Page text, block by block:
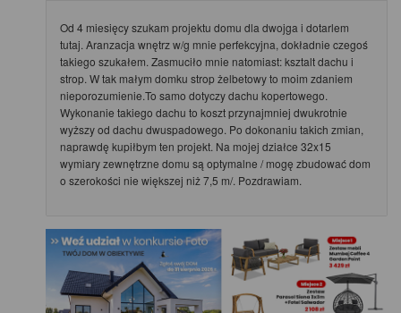
Od 4 miesięcy szukam projektu domu dla dwojga i dotarlem
tutaj. Aranzacja wnętrz w/g mnie perfekcyjna, dokładnie czegoś
takiego szukałem. Zasmuciło mnie natomiast: ksztalt dachu i
strop. W tak małym domku strop żelbetowy to moim zdaniem
nieporozumienie.To samo dotyczy dachu kopertowego.
Wykonanie takiego dachu to koszt przynajmniej dwukrotnie
wyższy od dachu dwuspadowego. Po dokonaniu takich zmian,
naprawdę kupiłbym ten projekt. Na mojej działce 32x15
wymiary zewnętrzne domu są optymalne / mogę zbudować dom
o szerokości nie większej niż 7,5 m/. Pozdrawiam.